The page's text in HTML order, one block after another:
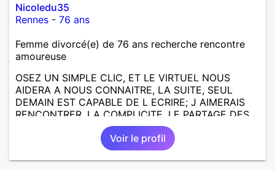
Nicoledu35
Rennes - 76 ans
Femme divorcé(e) de 76 ans recherche rencontre
amoureuse
OSEZ UN SIMPLE CLIC, ET LE VIRTUEL NOUS
AIDERA A NOUS CONNAITRE, LA SUITE, SEUL
DEMAIN EST CAPABLE DE L ECRIRE; J AIMERAIS
RENCONTRER, LA COMPLICITE, LE PARTAGE DES
BELLES CHOSES DE LA VIE : BALADES, VOYAGES
EN FRANCE OU AILLEURS. ETRE A L ECOUTE DE L
AUTRE, ET LA VIE SERA PLUS BELLE
ENCORE.....................
Voir le profil